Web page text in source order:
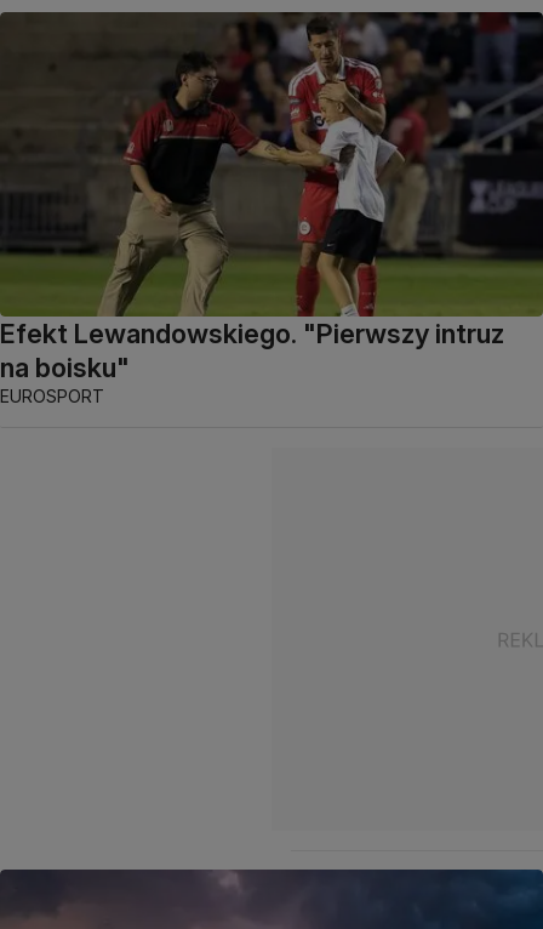
Efekt Lewandowskiego. "Pierwszy intruz
na boisku"
EUROSPORT